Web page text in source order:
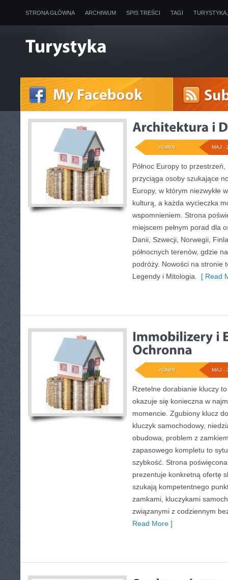
STRONA GŁÓWNA ARCHIWUM SPIS TREŚCI TAGI
MAJ -
ADMIN
Północ Europy to
przyciąga osoby szukające
Europy, w którym niezwykłe
kulturą, a każda wycieczka
wspomnieniem. Strona
miejscem pełnym porad dla
Danii, Szwecji, Norwegii,
północnych terenów, gdzie
podróży. Nowości na stronie
Legendy i Mitologia.
[ Read
MAJ -
ADMIN
Rzetelne dorabianie kluczy
okazuje się konieczna w
momencie. Zgubiony klucz
kluczyk samochodowy,
obudowa, problem z
zapasowego kompletu to
szybkość. Strona
prezentuje konkretną ofertę
szukają kompetentnego
zamkami, kluczykami
związanymi z codziennym
Read More ]